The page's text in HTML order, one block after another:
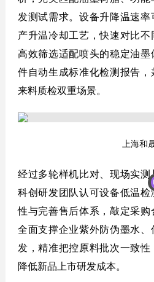
发测试需求。设备升降温速
产升温冷却工艺，快速对比不
高效筛选适配喷头的稳定油
件自动生成标准化检测报告
来料质检双重场景。
上海和
经过多轮样机比对、现场实
科创研发团队认可设备低温
性与完善售后体系，敲定采
全面支撑企业紫外防伪墨水
发，精准把控原料批次一致性
降低新品上市研发成本。